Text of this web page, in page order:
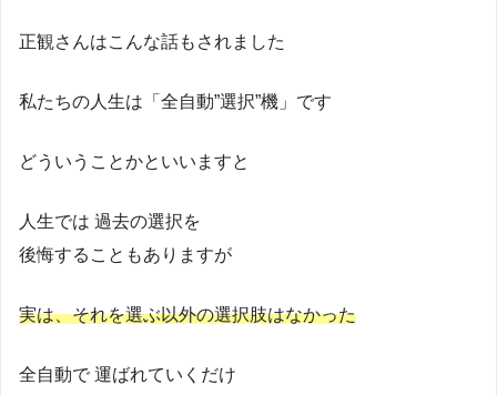
正観さんはこんな話もされました
私たちの人生は「全自動”選択”機」です
どういうことかといいますと
人生では 過去の選択を
後悔することもありますが
実は、それを選ぶ以外の選択肢はなかった
全自動で 運ばれていくだけ